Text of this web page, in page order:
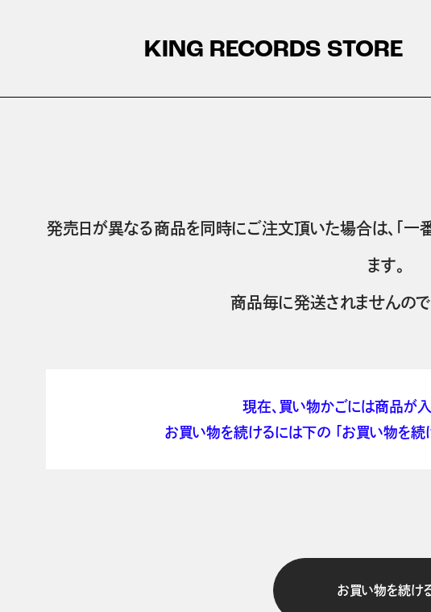
KING RECORDS STORE
発売日が異なる商品を同時にご注文頂いた場合は、「一
ます。
商品毎に発送されませんので
現在、買い物かごには商品が入
お買い物を続けるには下の 「お買い物を続け
お買い物を続け